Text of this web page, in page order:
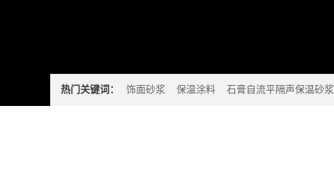
热门关键词： 饰面砂浆 保温涂料 石膏自流平隔声保温砂浆